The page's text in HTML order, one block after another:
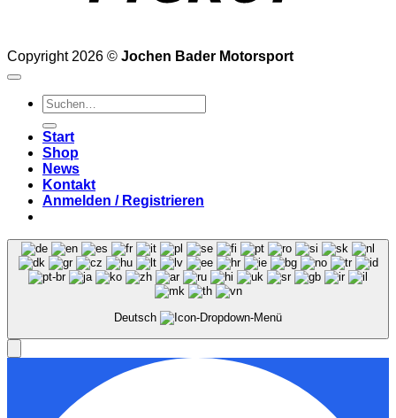
Copyright 2026 © Jochen Bader Motorsport
Suchen
nach:
Start
Shop
News
Kontakt
Anmelden / Registrieren
Deutsch